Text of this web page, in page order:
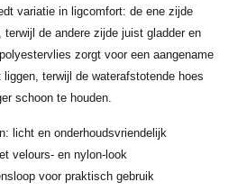
variatie in ligcomfort: de ene zijde
de andere zijde juist gladder en
zorgt voor een aangename
terwijl de waterafstotende hoes
schoon te houden.
licht en onderhoudsvriendelijk
velours- en nylon-look
voor praktisch gebruik